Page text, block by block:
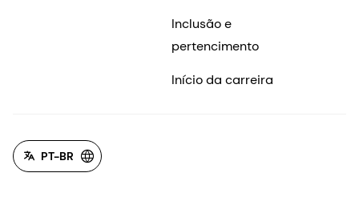
Inclusão e
pertencimento
Início da carreira
PT-BR